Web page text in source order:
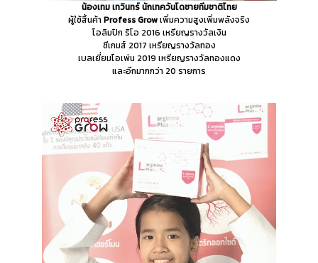
น้องเทม เทวินทร์นักเทควันโดชายทีมชาติไทย
ผู้ใช้สิ้นค้า Profess Growเพิ่มความสูงเพิ่มพลังจริง
โอลิมปิก ริโอ 2016 เหรียญรางวัลเงิน
ซีเกมส์ 2017 เหรียญรางวัลทอง
เบลเยี่ยมโอเพ่น 2019 เหรียญรางวัลทองแดง
และอีกมากกว่า 20 รายการ